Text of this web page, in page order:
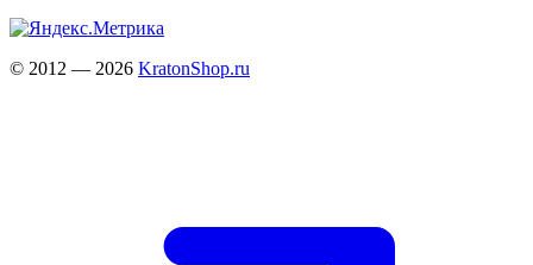
© 2012 — 2026 KratonShop.ru